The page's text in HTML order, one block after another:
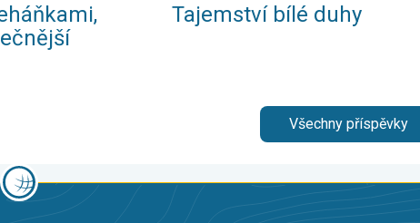
Tajemství bílé duhy
Všechny příspěvky